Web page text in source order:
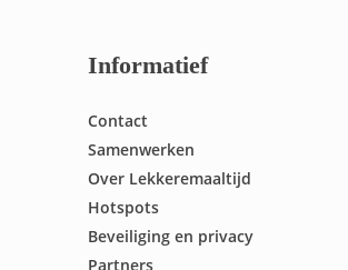
Informatief
Contact
Samenwerken
Over Lekkeremaaltijd
Hotspots
Beveiliging en privacy
Partners